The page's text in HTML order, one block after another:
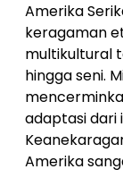
Amerika
keragaman
multikultural
hingga seni.
adaptasi dari
Amerika